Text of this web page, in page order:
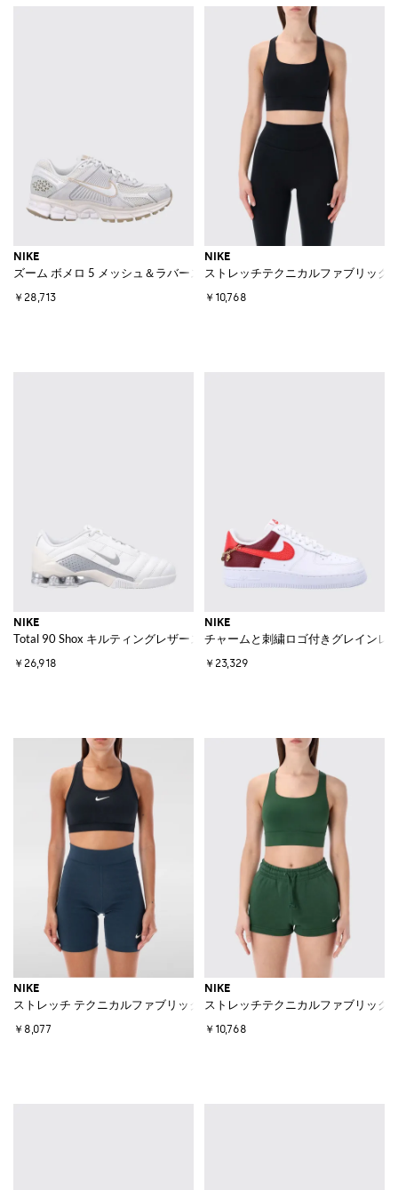
NIKE
ズーム ボメロ 5 メッシュ＆ラバースニーカー
￥28,713
NIKE
ストレッチテクニカルファブリック
￥10,768
NIKE
Total 90 Shox キルティングレザースニーカー
￥26,918
NIKE
チャームと刺繍ロゴ付きグレインレ
￥23,329
NIKE
ストレッチ テクニカルファブリック スポーツトップ
￥8,077
NIKE
ストレッチテクニカルファブリック
￥10,768